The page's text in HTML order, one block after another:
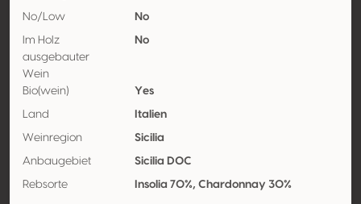
No/Low No
Im Holz
ausgebauter
Wein
No
Bio(wein) Yes
Land Italien
Weinregion Sicilia
Anbaugebiet Sicilia DOC
Rebsorte Insolia 70%, Chardonnay 30%